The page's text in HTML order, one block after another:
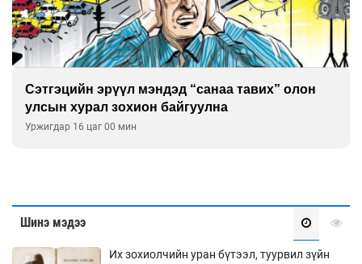
Сэтгэцийн эрүүл мэндэд “санаа тавих” олон
улсын хурал зохион байгуулна
Уржигдар 16 цаг 00 мин
Шинэ мэдээ
Их зохиолчийн уран бүтээл, туурвил зүйн